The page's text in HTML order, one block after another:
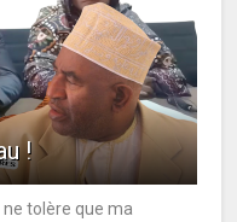
!
ne tolère que ma